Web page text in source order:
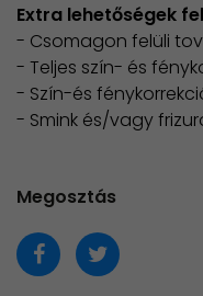
Extra lehetőségek
- Csomagon felüli
- Teljes szín- és
- Szín-és
- Smink és/vagy
Megosztás